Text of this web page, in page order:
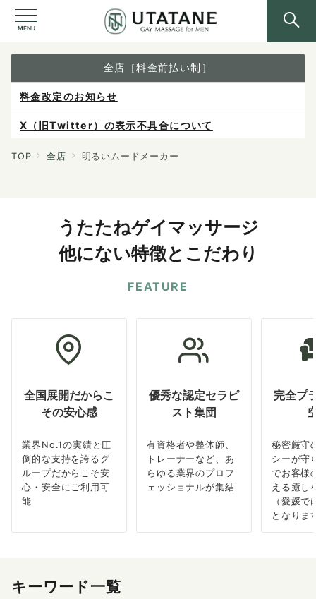
MENU
全店［料金前払い制］
料金改定のお知らせ
X（旧Twitter）の表示不具合について
ご予約は各店へ直接お問い合わせください。
TOP 全店 明るいムードメーカー
うたたねゲイマッサージ
他にない特徴とこだわり
FEATURE
全国展開だからこ
その安心感
業界No.1の実績と圧
倒的な支持を誇るグ
ループだからこそ安
心・安全にご利用可
能
優秀な認定セラピ
スト集団
有資格者や整体師、
トレーナーなど、あ
らゆる業界のプロフ
ェッショナルが集結
完全プ
秘密厳守
シーが守
でお客様
える癒し
（愛媛で
となりま
キーワード一覧